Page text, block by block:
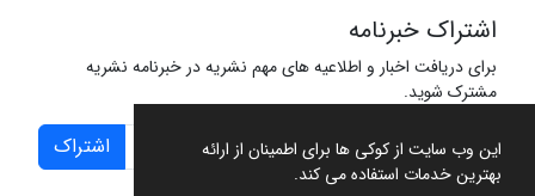
این وب سایت از کوکی ها برای اطمینان از ارائه
بهترین خدمات استفاده می کند.
اشتراک خبرنامه
برای دریافت اخبار و اطلاعیه های مهم نشریه در خبرنامه نشریه
مشترک شوید.
اشتراک